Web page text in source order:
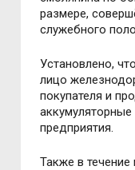
размере,
служебного
Установлено,
лицо
покупателя и
предприятия.
Также в